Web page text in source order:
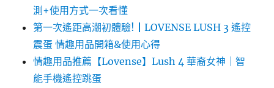
測+使用方式一次看懂
第一次遙距高潮初體驗!┃LOVENSE LUSH 3 遙控
震蛋 情趣用品開箱&使用心得
情趣用品推薦【Lovense】Lush 4 華裔女神｜智
能手機遙控跳蛋